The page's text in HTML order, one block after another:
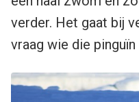
verder. Het gaat bij
vraag wie die